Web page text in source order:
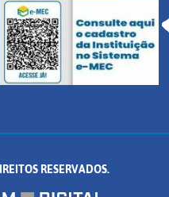
RESERVADOS.